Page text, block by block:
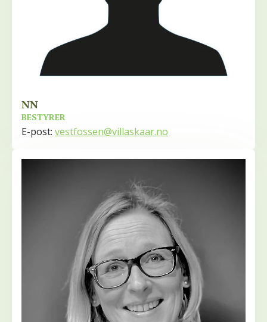
NN
BESTYRER
E-post: vestfossen@villaskaar.no